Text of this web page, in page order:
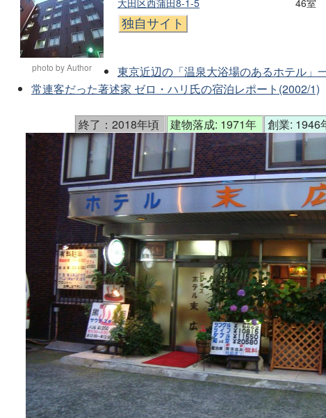
photo by Author
46室
大田区西蒲田8-1-5
独自サイト
東京近辺の「温泉大浴場のあるホテル」
常連客だった著述家 ゼロ・ハリ氏の宿泊レポート(2002/1)
終了：2018年頃 建物落成: 1971年 創業: 1946